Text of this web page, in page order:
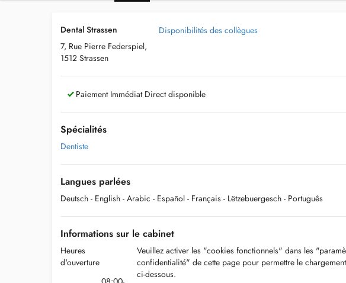
Dental Strassen
7, Rue Pierre Federspiel,
1512 Strassen
Disponibilités des collègues
Paiement Immédiat Direct disponible
Spécialités
Dentiste
Langues parlées
Deutsch - English - Arabic - Español - Français - Lëtzebuergesch - Português
Informations sur le cabinet
Heures
d'ouverture
Veuillez activer les "cookies fonctionnels" dans les
confidentialité" de cette page pour permettre le
ci-dessous.